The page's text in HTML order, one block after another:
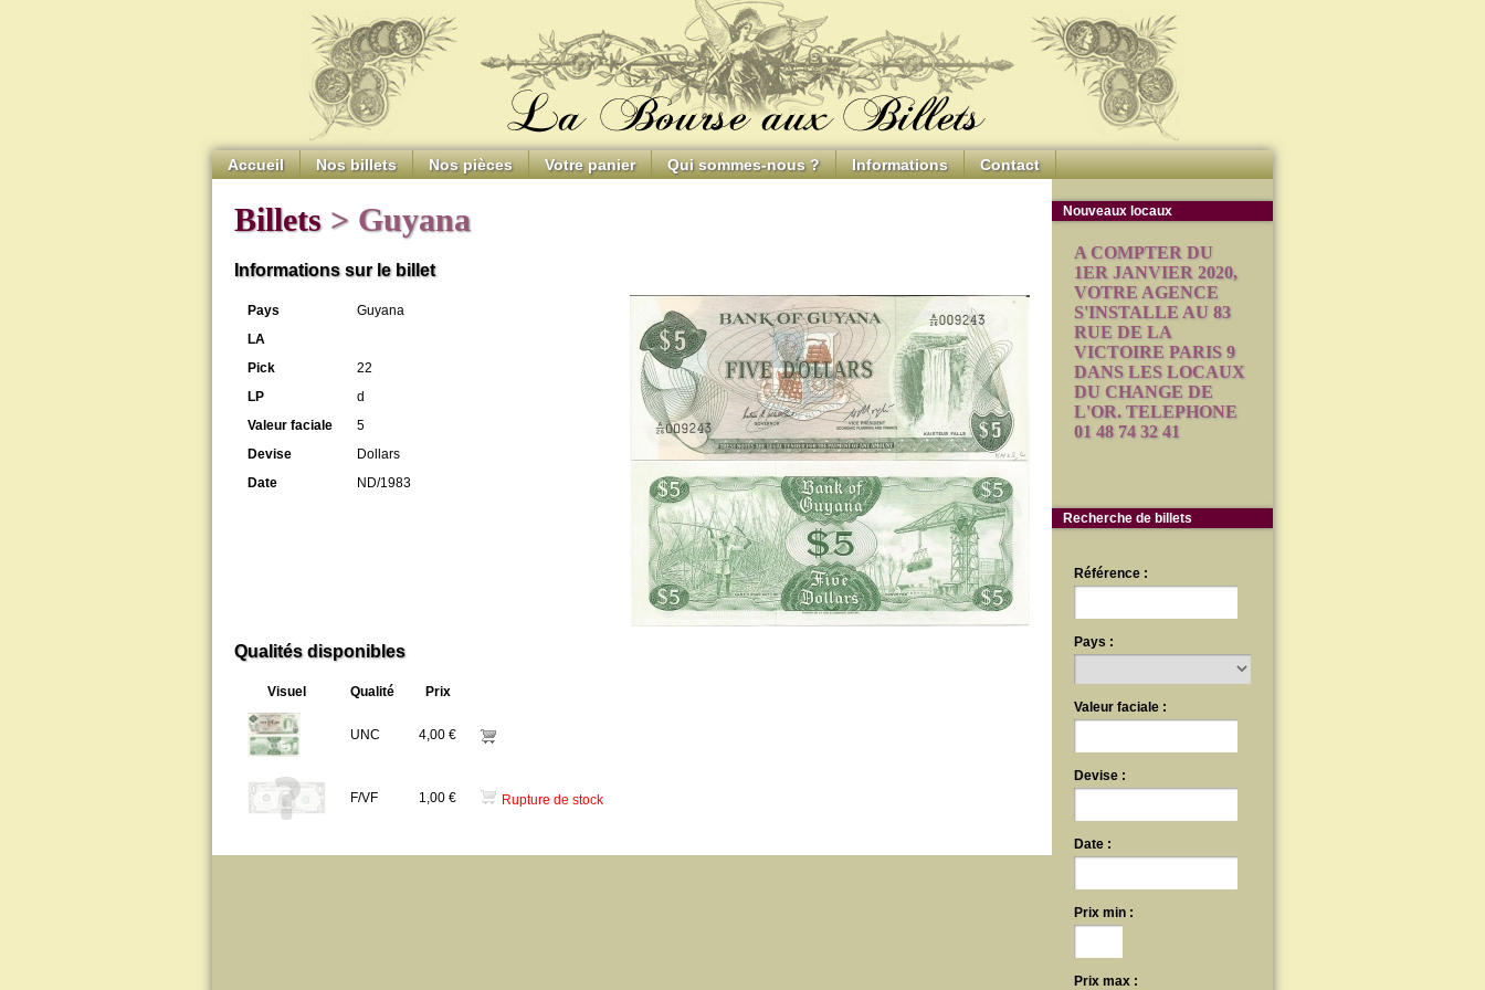
Accueil Nos billets Nos pièces Votre panier Qui sommes-nous ? Informations Contact
Billets > Guyana
Informations sur le billet
Pays
Guyana
LA
Pick
22
LP
d
Valeur faciale
5
Devise
Dollars
Date
ND/1983
Qualités disponibles
Visuel Qualité Prix
UNC 4,00 €
F/VF 1,00 € Rupture de stock
Nouveaux locaux
A COMPTER DU
1ER JANVIER 2020,
VOTRE AGENCE
S'INSTALLE AU 83
RUE DE LA
VICTOIRE PARIS 9
DANS LES LOCAUX
DU CHANGE DE
L'OR. TELEPHONE
01 48 74 32 41
Recherche de billets
Référence :
Pays :
Valeur faciale :
Devise :
Date :
Prix min :
Prix max :